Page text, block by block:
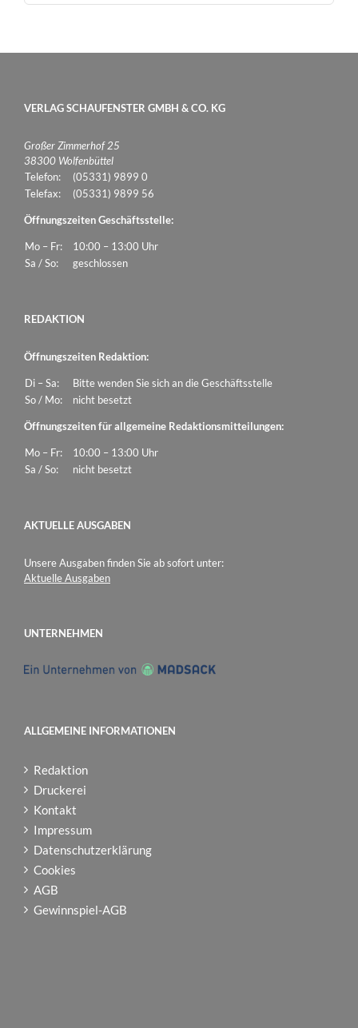
VERLAG SCHAUFENSTER GMBH & CO. KG
Großer Zimmerhof 25
38300 Wolfenbüttel
Telefon:
(05331) 9899 0
Telefax:
(05331) 9899 56
Öffnungszeiten Geschäftsstelle:
Mo – Fr:
10:00 – 13:00 Uhr
Sa / So:
geschlossen
REDAKTION
Öffnungszeiten Redaktion:
Di – Sa:
Bitte wenden Sie sich an die Geschäftsstelle
So / Mo:
nicht besetzt
Öffnungszeiten für allgemeine Redaktionsmitteilungen:
Mo – Fr:
10:00 – 13:00 Uhr
Sa / So:
nicht besetzt
AKTUELLE AUSGABEN
Unsere Ausgaben finden Sie ab sofort unter:
Aktuelle Ausgaben
UNTERNEHMEN
ALLGEMEINE INFORMATIONEN
Redaktion
Druckerei
Kontakt
Impressum
Datenschutzerklärung
Cookies
AGB
Gewinnspiel-AGB